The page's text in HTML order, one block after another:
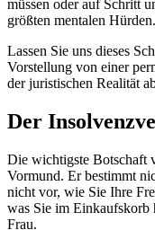
müssen oder auf Schritt
größten mentalen Hürden.
Lassen Sie uns dieses
Vorstellung von einer
der juristischen Realität
Der
Die wichtigste Botschaft
Vormund. Er bestimmt
nicht vor, wie Sie Ihre
was Sie im Einkaufskorb
Frau.